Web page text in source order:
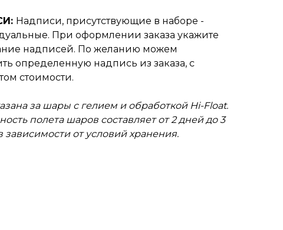
Надписи, присутствующие в наборе -
При оформлении заказа укажите
надписей. По желанию можем
определенную надпись из заказа, с
стоимости.
за шары с гелием и обработкой Hi-Float.
полета шаров составляет от 2 дней до 3
зависимости от условий хранения.